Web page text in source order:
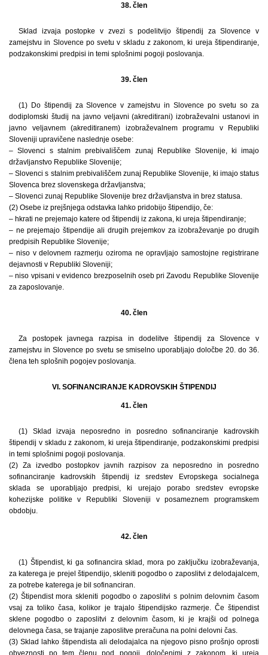
38. člen
Sklad izvaja postopke v zvezi s podelitvijo štipendij za Slovence v
zamejstvu in Slovence po svetu v skladu z zakonom, ki ureja štipendiranje,
podzakonskimi predpisi in temi splošnimi pogoji poslovanja.
39. člen
(1) Do štipendij za Slovence v zamejstvu in Slovence po svetu so za
dodiplomski študij na javno veljavni (akreditirani) izobraževalni ustanovi in
javno veljavnem (akreditiranem) izobraževalnem programu v Republiki
Sloveniji upravičene naslednje osebe:
– Slovenci s stalnim prebivališčem zunaj Republike Slovenije, ki imajo
državljanstvo Republike Slovenije;
– Slovenci s stalnim prebivališčem zunaj Republike Slovenije, ki imajo status
Slovenca brez slovenskega državljanstva;
– Slovenci zunaj Republike Slovenije brez državljanstva in brez statusa.
(2) Osebe iz prejšnjega odstavka lahko pridobijo štipendijo, če:
– hkrati ne prejemajo katere od štipendij iz zakona, ki ureja štipendiranje;
– ne prejemajo štipendije ali drugih prejemkov za izobraževanje po drugih
predpisih Republike Slovenije;
– niso v delovnem razmerju oziroma ne opravljajo samostojne registrirane
dejavnosti v Republiki Sloveniji;
– niso vpisani v evidenco brezposelnih oseb pri Zavodu Republike Slovenije
za zaposlovanje.
40. člen
Za postopek javnega razpisa in dodelitve štipendij za Slovence v
zamejstvu in Slovence po svetu se smiselno uporabljajo določbe 20. do 36.
člena teh splošnih pogojev poslovanja.
VI. SOFINANCIRANJE KADROVSKIH ŠTIPENDIJ
41. člen
(1) Sklad izvaja neposredno in posredno sofinanciranje kadrovskih
štipendij v skladu z zakonom, ki ureja štipendiranje, podzakonskimi predpisi
in temi splošnimi pogoji poslovanja.
(2) Za izvedbo postopkov javnih razpisov za neposredno in posredno
sofinanciranje kadrovskih štipendij iz sredstev Evropskega socialnega
sklada se uporabljajo predpisi, ki urejajo porabo sredstev evropske
kohezijske politike v Republiki Sloveniji v posameznem programskem
obdobju.
42. člen
(1) Štipendist, ki ga sofinancira sklad, mora po zaključku izobraževanja,
za katerega je prejel štipendijo, skleniti pogodbo o zaposlitvi z delodajalcem,
za potrebe katerega je bil sofinanciran.
(2) Štipendist mora skleniti pogodbo o zaposlitvi s polnim delovnim časom
vsaj za toliko časa, kolikor je trajalo štipendijsko razmerje. Če štipendist
sklene pogodbo o zaposlitvi z delovnim časom, ki je krajši od polnega
delovnega časa, se trajanje zaposlitve preračuna na polni delovni čas.
(3) Sklad lahko štipendista ali delodajalca na njegovo pisno prošnjo oprosti
obveznosti po tem členu pod pogoji, določenimi z zakonom, ki ureja